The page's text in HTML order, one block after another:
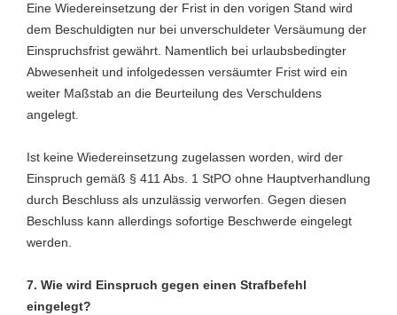
Eine Wiedereinsetzung der Frist in den vorigen Stand wird
dem Beschuldigten nur bei unverschuldeter Versäumung der
Einspruchsfrist gewährt. Namentlich bei urlaubsbedingter
Abwesenheit und infolgedessen versäumter Frist wird ein
weiter Maßstab an die Beurteilung des Verschuldens
angelegt.
Ist keine Wiedereinsetzung zugelassen worden, wird der
Einspruch gemäß § 411 Abs. 1 StPO ohne Hauptverhandlung
durch Beschluss als unzulässig verworfen. Gegen diesen
Beschluss kann allerdings sofortige Beschwerde eingelegt
werden.
7. Wie wird Einspruch gegen einen Strafbefehl
eingelegt?